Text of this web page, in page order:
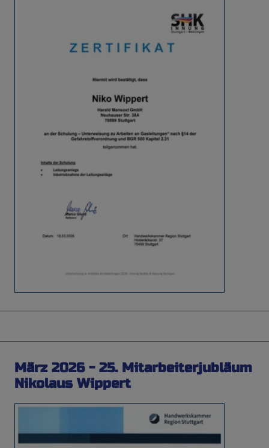
März 2026 - 25. Mitarbeiterjubläum
Nikolaus Wippert